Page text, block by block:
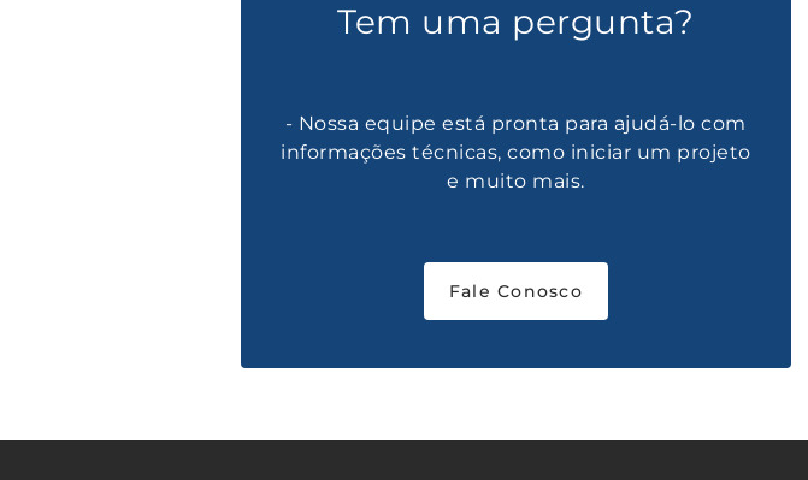
Tem uma pergunta?
- Nossa equipe está pronta para ajudá-lo com
informações técnicas, como iniciar um projeto
e muito mais.
Fale Conosco